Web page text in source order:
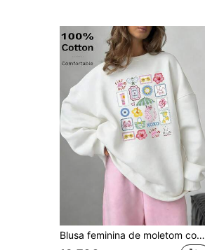
Blusa feminina de moletom com gola redonda, modelagem ampla, em algodão, com estampa inspirada em férias, ideal para o dia a dia.